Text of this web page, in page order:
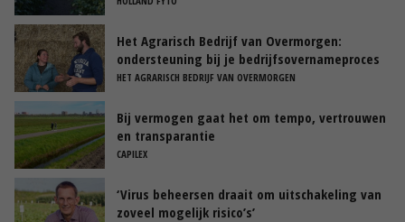
Het Agrarisch Bedrijf van Overmorgen:
ondersteuning bij je bedrijfsovernameproces
HET AGRARISCH BEDRIJF VAN OVERMORGEN
Bij vermogen gaat het om tempo, vertrouwen
en transparantie
CAPILEX
‘Virus beheersen draait om uitschakeling van
zoveel mogelijk risico’s’